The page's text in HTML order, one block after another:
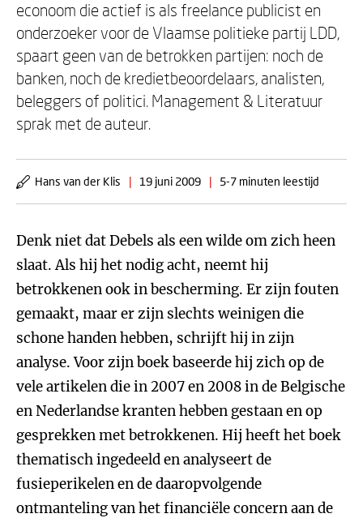
econoom die actief is als freelance publicist en
onderzoeker voor de Vlaamse politieke partij LDD,
spaart geen van de betrokken partijen: noch de
banken, noch de kredietbeoordelaars, analisten,
beleggers of politici. Management & Literatuur
sprak met de auteur.
Hans van der Klis | 19 juni 2009 | 5-7 minuten leestijd
Denk niet dat Debels als een wilde om zich heen
slaat. Als hij het nodig acht, neemt hij
betrokkenen ook in bescherming. Er zijn fouten
gemaakt, maar er zijn slechts weinigen die
schone handen hebben, schrijft hij in zijn
analyse. Voor zijn boek baseerde hij zich op de
vele artikelen die in 2007 en 2008 in de Belgische
en Nederlandse kranten hebben gestaan en op
gesprekken met betrokkenen. Hij heeft het boek
thematisch ingedeeld en analyseert de
fusieperikelen en de daaropvolgende
ontmanteling van het financiële concern aan de